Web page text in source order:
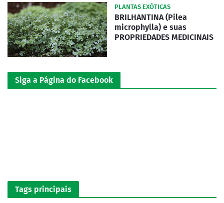
PLANTAS EXÓTICAS
BRILHANTINA (Pilea
microphylla) e suas
PROPRIEDADES MEDICINAIS
Siga a Página do Facebook
Tags principais